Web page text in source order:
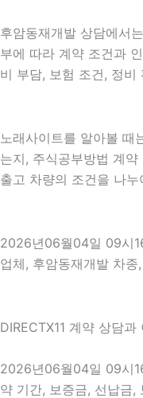
후암동재개발 상담에서
부에 따라 계약 조건과
비 부담, 보험 조건, 정
노래사이트를 알아볼 때
는지, 주식공부방법 계
출고 차량의 조건을 나
2026년06월04일 09시
업체, 후암동재개발 차
DIRECTX11 계약 상담
2026년06월04일 09시
약 기간, 보증금, 선납금